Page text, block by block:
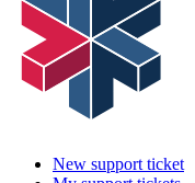
New support ticket